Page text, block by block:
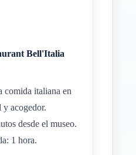
Bell'Italia
comida italiana en
y acogedor.
desde el museo.
1 hora.